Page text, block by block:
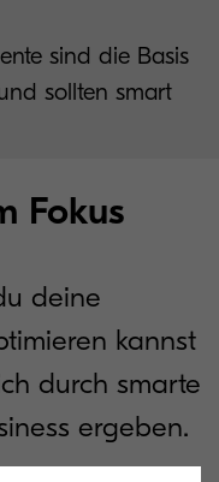
sind die Basis
sollten smart
Fokus
deine
kannst
durch smarte
ergeben.